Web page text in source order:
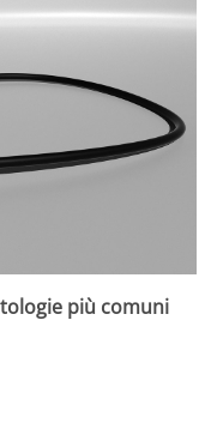
più comuni